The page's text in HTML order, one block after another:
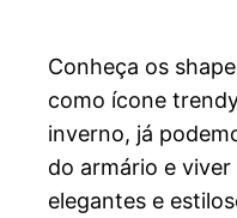
Conheça os
como ícone
inverno, já
do armário e
elegantes e